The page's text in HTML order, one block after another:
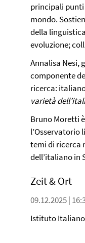
principali punti
mondo.
della
evoluzione;
Annalisa Nesi,
componente
ricerca:
varietà
Bruno Moretti
l’Osservatorio
temi di ricerca
dell’italiano in
Zeit & Ort
09.12.2025 |
Istituto